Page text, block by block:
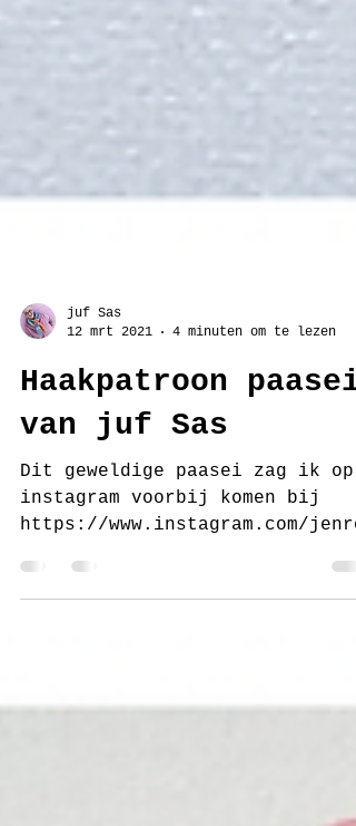
12 mrt 2021
4 minuten om te lezen
Haakpatroon paasei
van juf Sas
Dit geweldige paasei zag ik op
https://www.instagram.com/
a/. Hij viel me meteen op door